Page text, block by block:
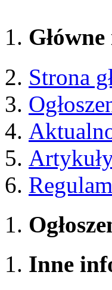
Strona
Inne